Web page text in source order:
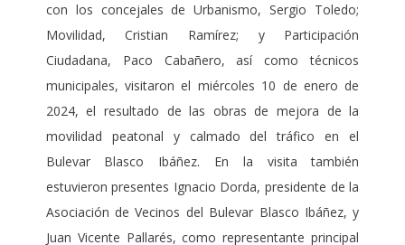
con los concejales de Urbanismo, Sergio Toledo;
Movilidad, Cristian Ramírez; y Participación
Ciudadana, Paco Cabañero, así como técnicos
municipales, visitaron el miércoles 10 de enero de
2024, el resultado de las obras de mejora de la
movilidad peatonal y calmado del tráfico en el
Bulevar Blasco Ibáñez. En la visita también
estuvieron presentes Ignacio Dorda, presidente de la
Asociación de Vecinos del Bulevar Blasco Ibáñez, y
Juan Vicente Pallarés, como representante principal